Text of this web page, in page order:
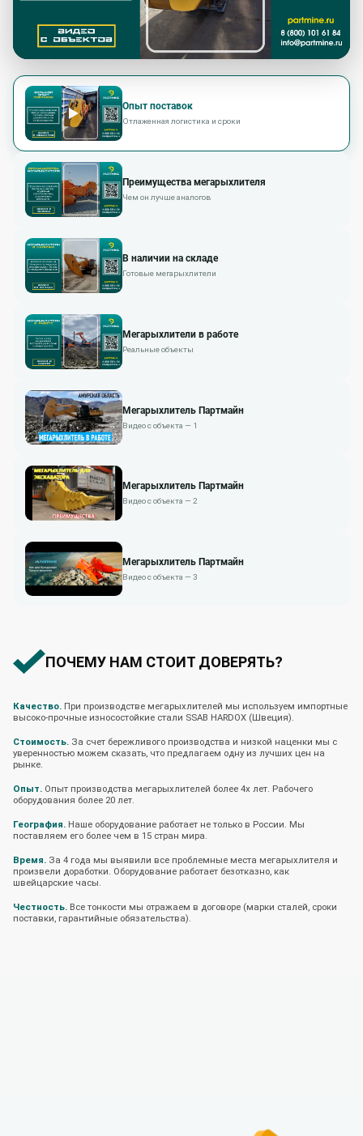
Опыт поставок
Отлаженная логистика и сроки
Преимущества мегарыхлителя
Чем он лучше аналогов
В наличии на складе
Готовые мегарыхлители
Мегарыхлители в работе
Реальные объекты
Мегарыхлитель Партмайн
Видео с объекта — 1
Мегарыхлитель Партмайн
Видео с объекта — 2
Мегарыхлитель Партмайн
Видео с объекта — 3
ПОЧЕМУ НАМ СТОИТ ДОВЕРЯТЬ?
Качество. При производстве мегарыхлителей мы используем импортные
высоко-прочные износостойкие стали SSAB HARDOX (Швеция).
Стоимость. За счет бережливого производства и низкой наценки мы с
уверенностью можем сказать, что предлагаем одну из лучших цен на
рынке.
Опыт. Опыт производства мегарыхлителей более 4х лет. Рабочего
оборудования более 20 лет.
География. Наше оборудование работает не только в России. Мы
поставляем его более чем в 15 стран мира.
Время. За 4 года мы выявили все проблемные места мегарыхлителя и
произвели доработки. Оборудование работает безотказно, как
швейцарские часы.
Честность. Все тонкости мы отражаем в договоре (марки сталей, сроки
поставки, гарантийные обязательства).